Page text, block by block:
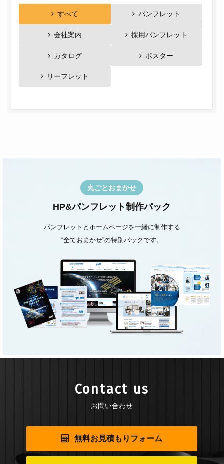
すべて パンフレット
会社案内 採用パンフレット
カタログ ポスター
リーフレット
丸ごとおまかせ
HP&パンフレット制作パック
パンフレットとホームページを一緒に制作する
“全ておまかせ”の特別パックです。
Contact us
お問い合わせ
無料お見積もりフォーム